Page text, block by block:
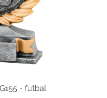
- futbal